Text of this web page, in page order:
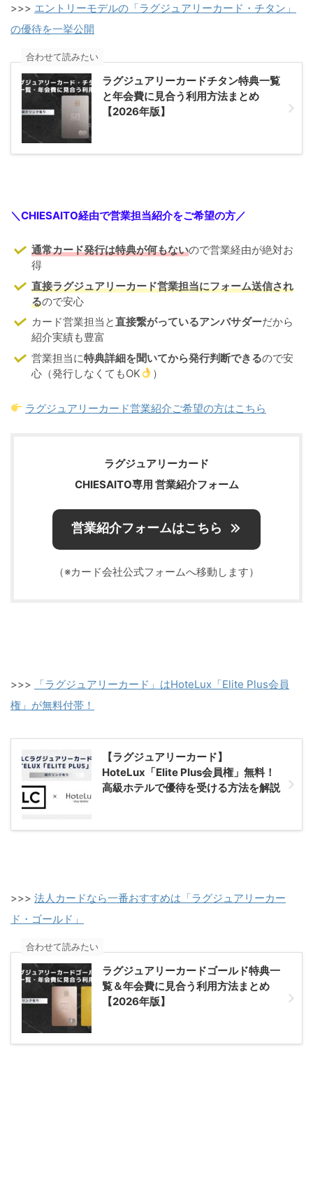
>>> エントリーモデルの「ラグジュアリーカード・チタン」
の優待を一挙公開
ラグジュアリーカードチタン特典一覧
と年会費に見合う利用方法まとめ
【2026年版】
合わせて読みたい
＼CHIESAITO経由で営業担当紹介をご希望の方／
通常カード発行は特典が何もないので営業経由が絶対お
得
直接ラグジュアリーカード営業担当にフォーム送信され
るので安心
カード営業担当と直接繋がっているアンバサダーだから
紹介実績も豊富
営業担当に特典詳細を聞いてから発行判断できるので安
心（発行しなくてもOK
）
ラグジュアリーカード営業紹介ご希望の方はこちら
ラグジュアリーカード
CHIESAITO専用 営業紹介フォーム
営業紹介フォームはこちら
（※カード会社公式フォームへ移動します）
>>>
「ラグジュアリーカード」はHoteLux「Elite Plus会員
権」が無料付帯！
【ラグジュアリーカード】
HoteLux「Elite Plus会員権」無料！
高級ホテルで優待を受ける方法を解説
>>> 法人カードなら一番おすすめは「ラグジュアリーカー
ド・ゴールド」
ラグジュアリーカードゴールド特典一
覧＆年会費に見合う利用方法まとめ
【2026年版】
合わせて読みたい